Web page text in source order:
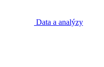
Data a analýzy